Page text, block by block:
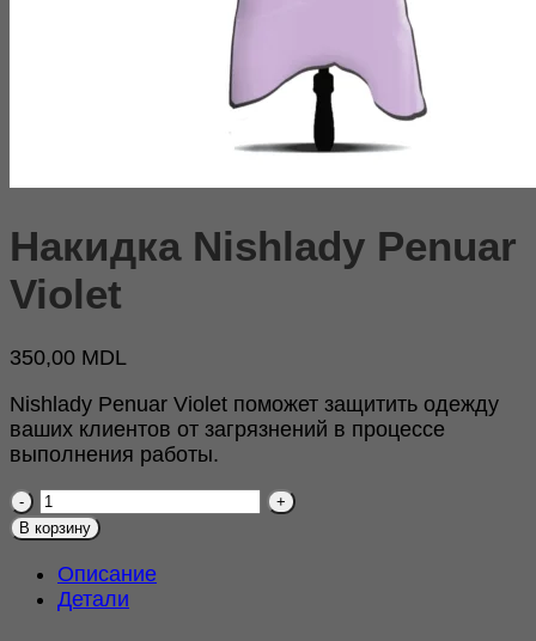
Накидка Nishlady Penuar
Violet
350,00 MDL
Nishlady Penuar Violet поможет защитить одежду
ваших клиентов от загрязнений в процессе
выполнения работы.
Количество
товара
Накидка
Penuar
Violet
В корзину
Описание
Детали